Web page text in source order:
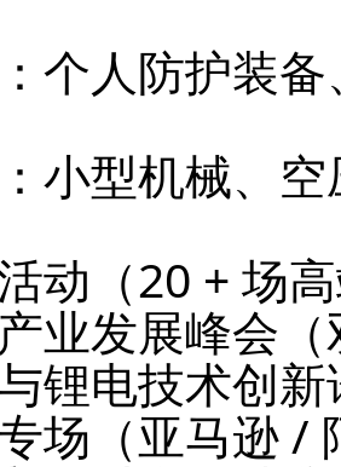
：个人防护装
：小型机械、
动（20 + 场
业发展峰会
锂电技术创新
场（亚马逊 /